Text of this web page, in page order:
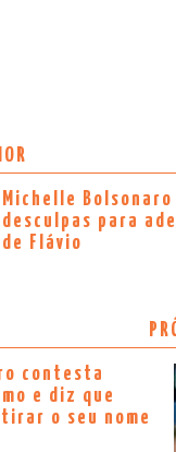
Michelle
desculpas para
de Flávio
contesta
e diz que
o seu nome